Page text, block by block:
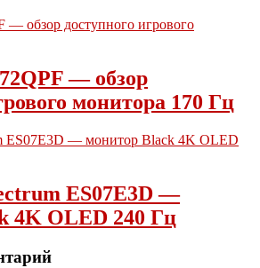
— обзор
монитора 170 Гц
ES07E3D —
4K OLED 240 Гц